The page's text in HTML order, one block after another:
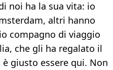
noi ha la sua vita: io
altri hanno
compagno di viaggio
che gli ha regalato il
giusto essere qui. Non